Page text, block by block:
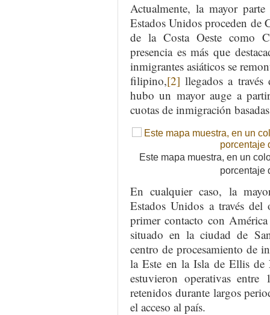
Actualmente, la mayor parte
Estados Unidos proceden de
de la Costa Oeste como
presencia es más que
inmigrantes asiáticos se
filipino,[2] llegados a través
hubo un mayor auge a
cuotas de inmigración
Este mapa muestra, en un
porcentaje
En cualquier caso, la
Estados Unidos a través
primer contacto con
situado en la ciudad de
centro de procesamiento de
la Este en la Isla de Ellis de
estuvieron operativas
retenidos durante largos
el acceso al país.